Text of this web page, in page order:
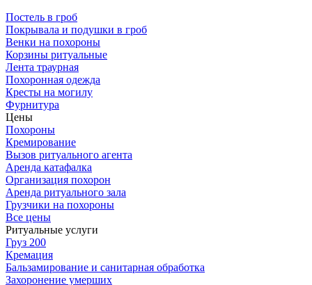
Постель в гроб
Покрывала и подушки в гроб
Венки на похороны
Корзины ритуальные
Лента траурная
Похоронная одежда
Кресты на могилу
Фурнитура
Цены
Похороны
Кремирование
Вызов ритуального агента
Аренда катафалка
Организация похорон
Аренда ритуального зала
Грузчики на похороны
Все цены
Ритуальные услуги
Груз 200
Кремация
Бальзамирование и санитарная обработка
Захоронение умерших